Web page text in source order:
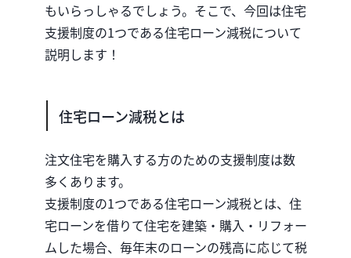
もいらっしゃるでしょう。そこで、今回は住宅
支援制度の1つである住宅ローン減税について
説明します！
住宅ローン減税とは
注文住宅を購入する方のための支援制度は数
多くあります。
支援制度の1つである住宅ローン減税とは、住
宅ローンを借りて住宅を建築・購入・リフォー
ムした場合、毎年末のローンの残高に応じて税